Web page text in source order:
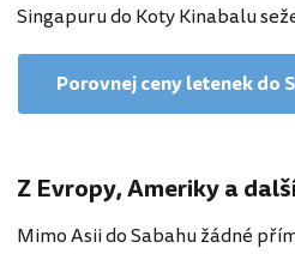
Singapuru do Koty Kinabalu
Porovnej ceny letenek do
Z Evropy, Ameriky a
Mimo Asii do Sabahu žádné